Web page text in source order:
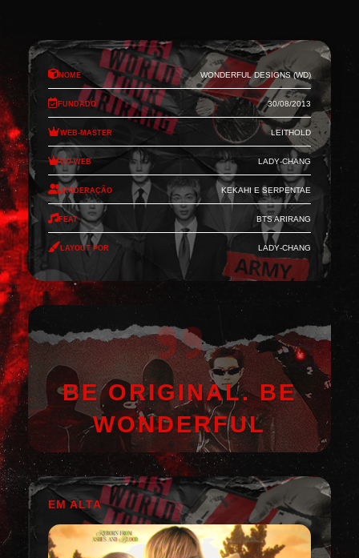
Nome Wonderful Designs (WD)
Fundado 30/08/2013
Web-Master Leithold
Co-Web Lady-Chang
Moderação Kekahi e Serpentae
Feat BTS Arirang
Layout por Lady-Chang
BE ORIGINAL. BE
WONDERFUL
EM ALTA